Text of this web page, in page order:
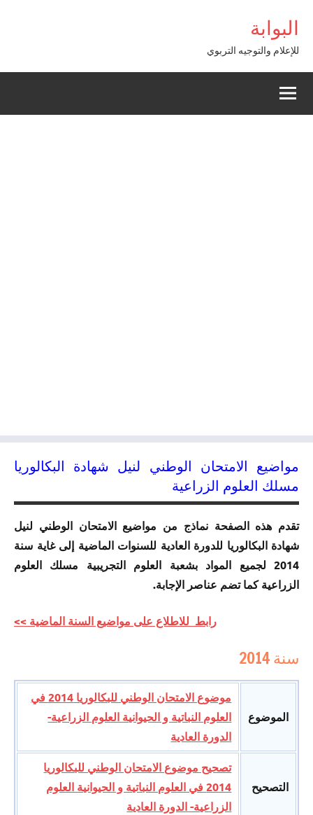
contenu
البوابة
للإعلام والتوجيه التربوي
مواضيع الامتحان الوطني لنيل شهادة البكالوريا
مسلك العلوم الزراعية
تقدم هذه الصفحة نماذج من مواضيع الامتحان الوطني لنيل
شهادة البكالوريا للدورة العادية للسنوات الماضية إلى غاية سنة
2014 لجميع المواد بشعبة العلوم التجريبية مسلك العلوم
الزراعية كما تضم عناصر الإجابة.
رابط للاطلاع على مواضيع السنة الماضية >>
سنة 2014
الموضوع
موضوع الامتحان الوطني للبكالوريا 2014 في
العلوم النباتية و الحيوانية العلوم الزراعية-
الدورة العادية
التصحيح
تصحيح موضوع الامتحان الوطني للبكالوريا
2014 في العلوم النباتية و الحيوانية العلوم
الزراعية- الدورة العادية